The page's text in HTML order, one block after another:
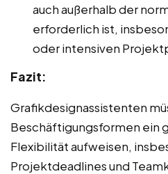
auch außerhalb der
erforderlich ist,
oder intensiven
Fazit:
Grafikdesignassistenten
Beschäftigungsformen ein
Flexibilität aufweisen,
Projektdeadlines und